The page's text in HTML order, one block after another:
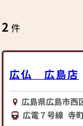
2 件
広仏 広島店
広島県広島市西
広電７号線 寺